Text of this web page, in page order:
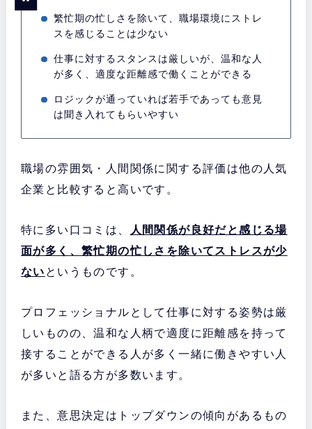
繁忙期の忙しさを除いて、職場環境にストレ
スを感じることは少ない
仕事に対するスタンスは厳しいが、温和な人
が多く、適度な距離感で働くことができる
ロジックが通っていれば若手であっても意見
は聞き入れてもらいやすい
職場の雰囲気・人間関係に関する評価は他の人気
企業と比較すると高いです。
特に多い口コミは、
人間関係が良好だと感じる場
面が多く、繁忙期の忙しさを除いてストレスが少
ない というものです。
プロフェッショナルとして仕事に対する姿勢は厳
しいものの、温和な人柄で適度に距離感を持って
接することができる人が多く一緒に働きやすい人
が多いと語る方が多数います。
また、意思決定はトップダウンの傾向があるもの